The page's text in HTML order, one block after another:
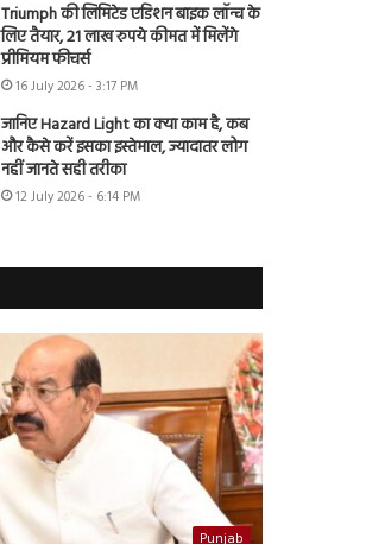
Triumph की लिमिटेड एडिशन बाइक लॉन्च के
लिए तैयार, 21 लाख रुपये कीमत में मिलेंगे
प्रीमियम फीचर्स
16 July 2026 - 3:17 PM
जानिए Hazard Light का क्या काम है, कब
और कैसे करें इसका इस्तेमाल, ज्यादातर लोग
नहीं जानते सही तरीका
12 July 2026 - 6:14 PM
Punjab